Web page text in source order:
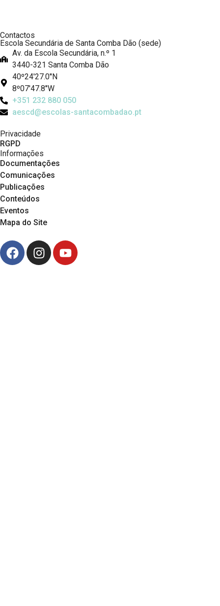
Contactos
Escola Secundária de Santa Comba Dão (sede)
Av. da Escola Secundária, n.º 1
3440-321 Santa Comba Dão
40º24'27.0''N
8º07'47.8''W
+351 232 880 050
aescd@escolas-santacombadao.pt
Privacidade
RGPD
Informações
Documentações
Comunicações
Publicações
Conteúdos
Eventos
Mapa do Site